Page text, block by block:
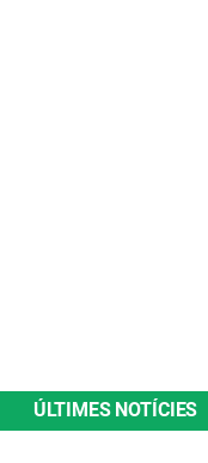
ÚLTIMES NOTÍCIES